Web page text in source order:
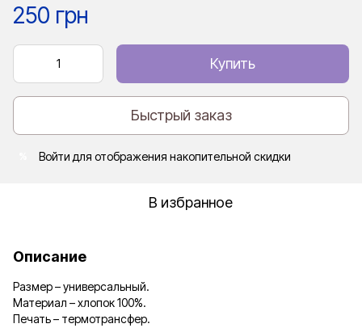
250 грн
Купить
Быстрый заказ
Войти для отображения накопительной скидки
В избранное
Описание
Размер – универсальный.
Материал – хлопок 100%.
Печать – термотрансфер.